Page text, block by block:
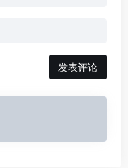
发表评论